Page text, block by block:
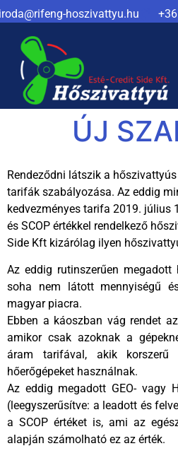
hoszivattyu.hu
ÚJ
Rendeződni látszik a
tarifák szabályozása. Az eddig
kedvezményes tarifa 2019. július
és SCOP értékkel rendelkező
Side Kft kizárólag ilyen
Az eddig rutinszerűen
soha nem látott mennyiségű
magyar piacra.
Ebben a káoszban vág rendet
amikor csak azoknak a
áram tarifával, akik
hőerőgépeket használnak.
Az eddig megadott GEO- vagy
(leegyszerűsítve: a leadott és
a SCOP értéket is, ami az
alapján számolható ez az érték.